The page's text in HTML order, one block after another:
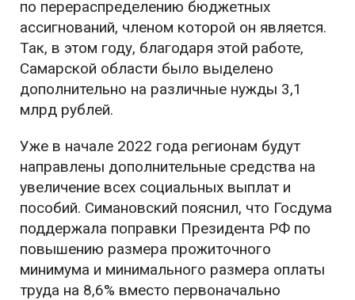
по перераспределению бюджетных
ассигнований, членом которой он является.
Так, в этом году, благодаря этой работе,
Самарской области было выделено
дополнительно на различные нужды 3,1
млрд рублей.
Уже в начале 2022 года регионам будут
направлены дополнительные средства на
увеличение всех социальных выплат и
пособий. Симановский пояснил, что Госдума
поддержала поправки Президента РФ по
повышению размера прожиточного
минимума и минимального размера оплаты
труда на 8,6% вместо первоначально